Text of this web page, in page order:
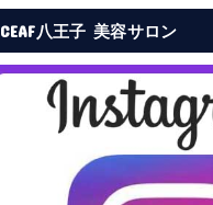
CEAF八王子 美容サロン